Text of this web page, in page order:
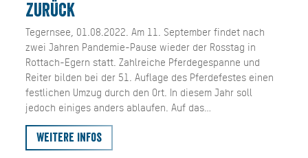
ZURÜCK
Tegernsee, 01.08.2022. Am 11. September findet nach
zwei Jahren Pandemie-Pause wieder der Rosstag in
Rottach-Egern statt. Zahlreiche Pferdegespanne und
Reiter bilden bei der 51. Auflage des Pferdefestes einen
festlichen Umzug durch den Ort. In diesem Jahr soll
jedoch einiges anders ablaufen. Auf das…
Weitere Infos